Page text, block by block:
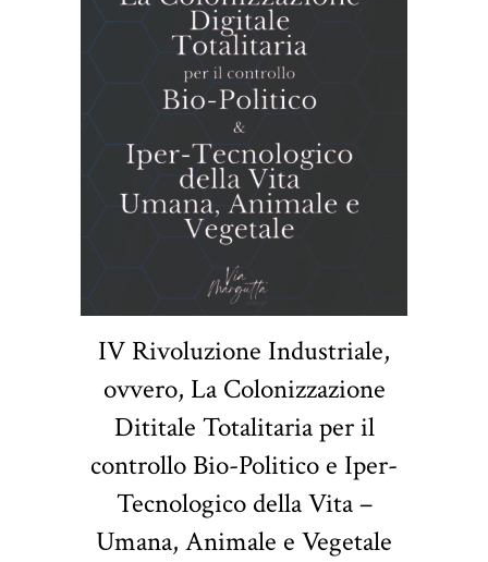
IV Rivoluzione Industriale,
ovvero, La Colonizzazione
Dititale Totalitaria per il
controllo Bio-Politico e Iper-
Tecnologico della Vita –
Umana, Animale e Vegetale